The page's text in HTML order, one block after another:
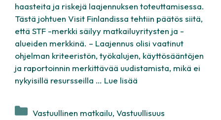
haasteita ja riskejä laajennuksen toteuttamisessa.
Tästä johtuen Visit Finlandissa tehtiin päätös siitä,
että STF -merkki säilyy matkailuyritysten ja -
alueiden merkkinä. – Laajennus olisi vaatinut
ohjelman kriteeristön, työkalujen, käyttösääntöjen
ja raportoinnin merkittävää uudistamista, mikä ei
nykyisillä resursseilla … Lue lisää
Kategoriat
Vastuullinen matkailu, Vastuullisuus